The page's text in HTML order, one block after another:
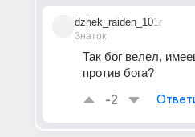
dzhek_raiden_10
Знаток
1г
Так бог велел,
против бога?
-2